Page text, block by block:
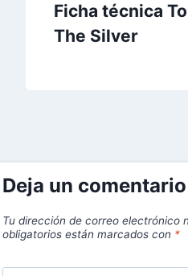
Ficha técnica
The Silver
Deja un comentario
Tu dirección de correo electrónico
obligatorios están marcados con *